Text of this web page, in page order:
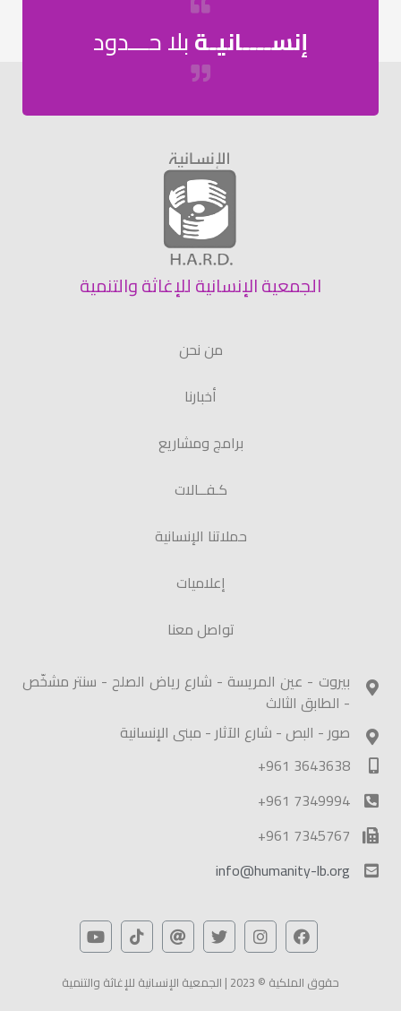
إنســــانيـةبلا حـــدود
بيروت - عين المريسة - شارع رياض الصلح - سنتر مشخّص
- الطابق الثالث
صور - البص - شارع الآثار - مبنى الإنسانية
+961 3643638
+961 7349994
+961 7345767
info@humanity-lb.org
الجمعية الإنسانية للإغاثة والتنمية
من نحن
أخبارنا
برامج ومشاريع
كـفــالات
حملاتنا الإنسانية
إعلاميات
تواصل معنا
حقوق الملكية © 2023 | الجمعية الإنسانية للإغاثة والتنمية